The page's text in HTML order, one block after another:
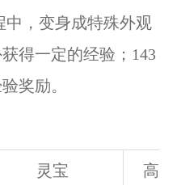
，变身成特殊外观
得一定的经验；143
奖励。
灵宝 高级